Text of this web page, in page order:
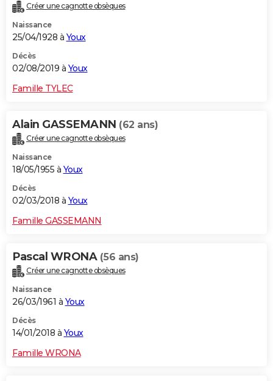
Créer une cagnotte obsèques
Naissance
25/04/1928 à Youx
Décès
02/08/2019 à Youx
Famille TYLEC
Alain GASSEMANN (62 ans)
Créer une cagnotte obsèques
Naissance
18/05/1955 à Youx
Décès
02/03/2018 à Youx
Famille GASSEMANN
Pascal WRONA (56 ans)
Créer une cagnotte obsèques
Naissance
26/03/1961 à Youx
Décès
14/01/2018 à Youx
Famille WRONA